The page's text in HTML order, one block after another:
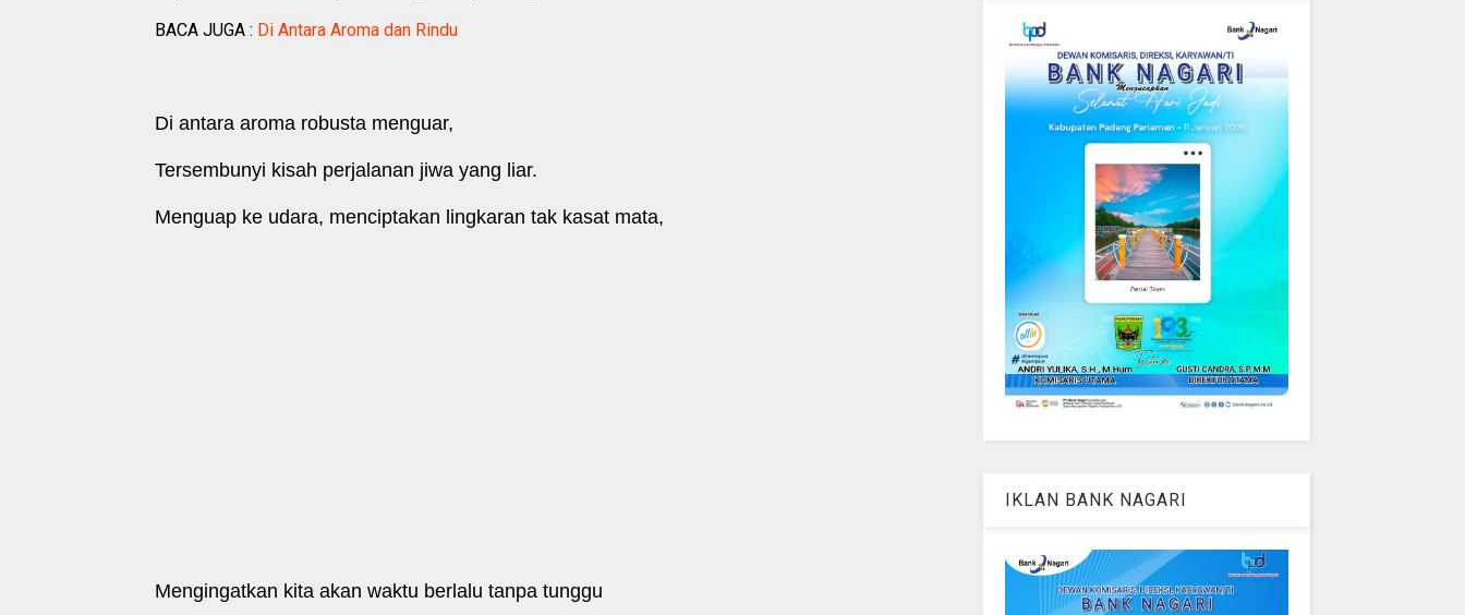
BACA JUGA : Di Antara Aroma dan Rindu
Di antara aroma robusta menguar,
Tersembunyi kisah perjalanan jiwa yang liar.
Menguap ke udara, menciptakan lingkaran tak kasat mata,
Mengingatkan kita akan waktu berlalu tanpa tunggu
IKLAN BANK NAGARI